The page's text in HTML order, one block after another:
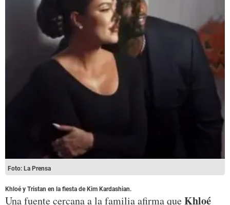
Foto: La Prensa
Khloé y Tristan en la fiesta de Kim Kardashian.
Una fuente cercana a la familia afirma queKhloé